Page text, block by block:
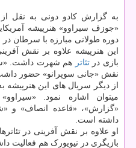
به گزارش کادو دونی به نقل
«جوزف سیراوو» هنرپیشه
دوره طولانی مبارزه با سرطان در سن ۶۴ سالگی
این هنرپیشه علاوه بر نقش
بازی درتئاتر هم شهرت داشت.
نقش «جانی سوپرانو» حضور
از دیگر سریال های این هنرپیشه
میتوان اشاره نمود.
«گزارش»، «قاعده انصاف» و
داشته است.
او علاوه بر نقش آفرینی در
بازیگری در نیویورک هم فعالیت